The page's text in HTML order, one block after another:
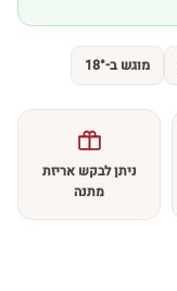
מוגש ב-18°
ניתן לבקש אריזת
מתנה